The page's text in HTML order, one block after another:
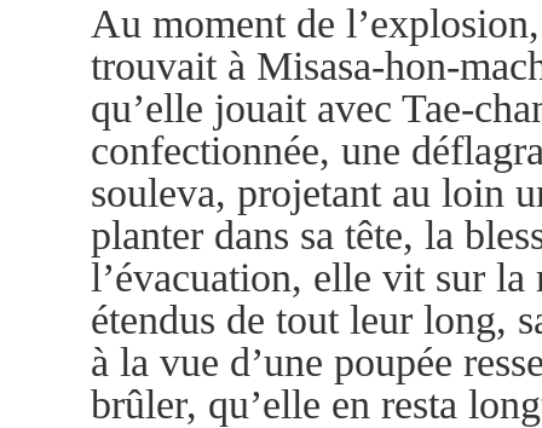
Au moment de
trouvait à Misasa-hon-
qu’elle jouait avec Tae-
confectionnée, une
souleva, projetant au loin
planter dans sa tête, la
l’évacuation, elle vit sur la
étendus de tout leur long,
à la vue d’une poupée
brûler, qu’elle en resta